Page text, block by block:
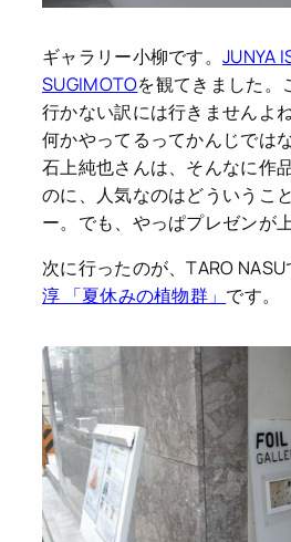
ギャラリー小柳です。 JUNYA
SUGIMOTOを観てきました。
行かない訳には行きませんよ
何かやってるってかんじでは
石上純也さんは、そんなに作
のに、人気なのはどういうこ
ー。でも、やっぱプレゼンが
次に行ったのが、TARO
淳 「夏休みの植物群」 です。